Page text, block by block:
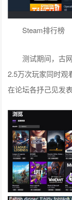
Steam排行榜
测试期间，古网
2.5万次玩家同时观
在论坛各抒己见发